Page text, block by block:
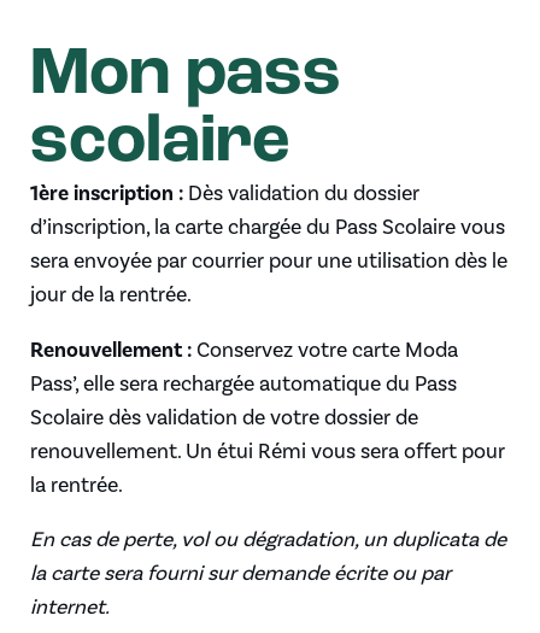
Mon pass
scolaire
1ère inscription : Dès validation du dossier
d’inscription, la carte chargée du Pass Scolaire vous
sera envoyée par courrier pour une utilisation dès le
jour de la rentrée.
Renouvellement : Conservez votre carte Moda
Pass’, elle sera rechargée automatique du Pass
Scolaire dès validation de votre dossier de
renouvellement. Un étui Rémi vous sera offert pour
la rentrée.
En cas de perte, vol ou dégradation, un duplicata de
la carte sera fourni sur demande écrite ou par
internet.